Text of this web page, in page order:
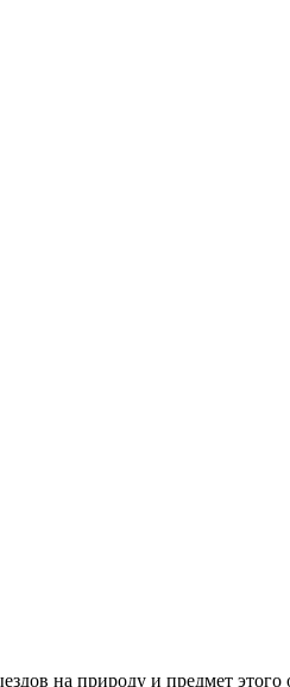
на природу и предмет